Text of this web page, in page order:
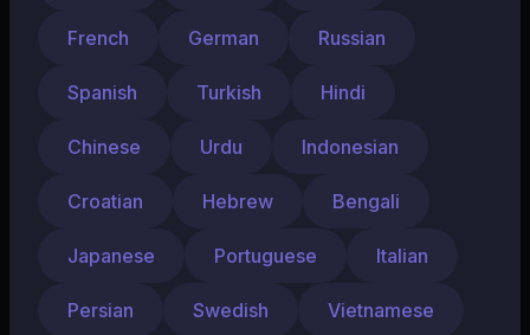
French German Russian
Spanish Turkish Hindi
Chinese Urdu Indonesian
Croatian Hebrew Bengali
Japanese Portuguese Italian
Persian Swedish Vietnamese